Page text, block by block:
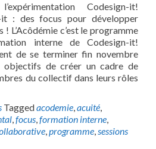
Codesign-it!
it : des focus pour développer
! L’Acôdémie c’est le programme
interne de Codesign-it!
de se terminer fin novembre
de créer un cadre de
du collectif dans leurs rôles
Taggedacodemie,acuité,
,focus,formation interne,
,programme,sessions